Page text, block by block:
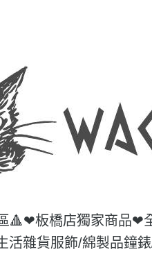
🔺❤板橋店獨家商品❤
活雜貨服飾/綿製品鐘